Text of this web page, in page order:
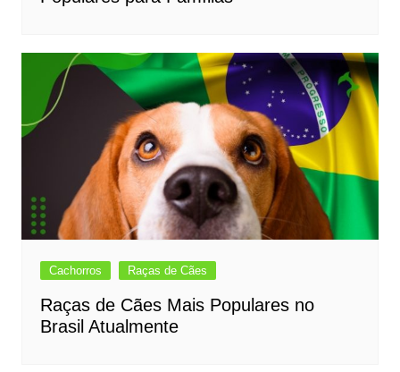
Cachorros Raças de Cães
Raças de Cães Mais Populares no
Brasil Atualmente